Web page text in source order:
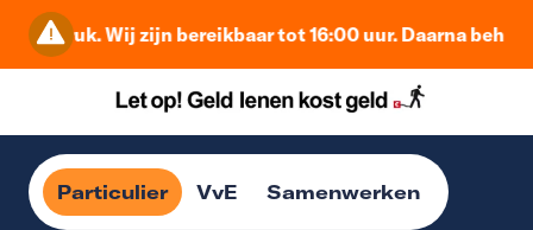
Wij zijn bereikbaar tot 16:00 uur. Daarna
Particulier VvE Samenwerken